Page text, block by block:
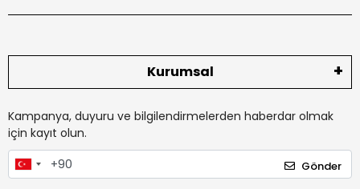
Kurumsal
Kampanya, duyuru ve bilgilendirmelerden haberdar olmak
için kayıt olun.
Gönder